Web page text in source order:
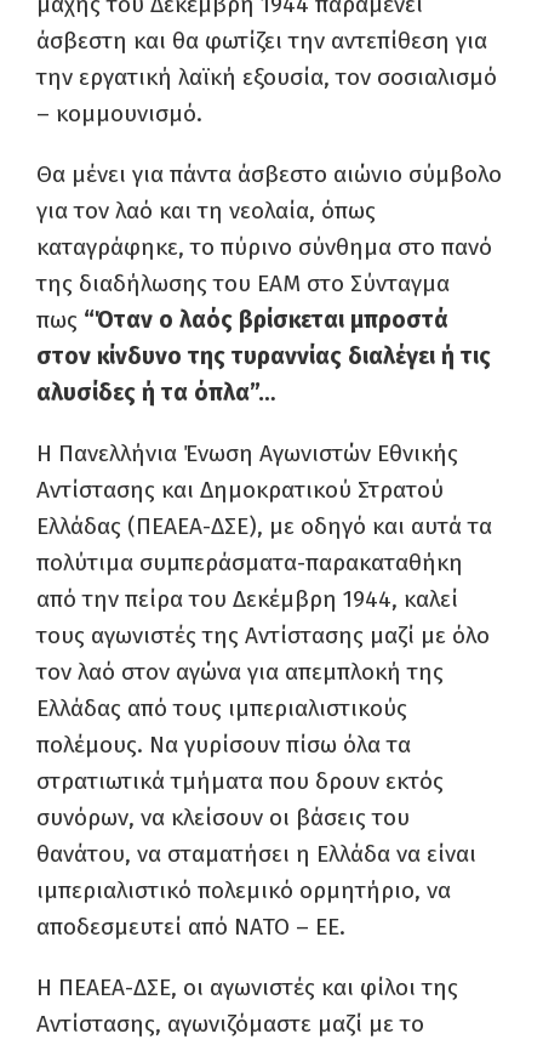
άσβεστη και θα φωτίζει την αντεπίθεση για
την εργατική λαϊκή εξουσία, τον σοσιαλισμό
– κομμουνισμό.
Θα μένει για πάντα άσβεστο αιώνιο σύμβολο
για τον λαό και τη νεολαία, όπως
καταγράφηκε, το πύρινο σύνθημα στο πανό
της διαδήλωσης του ΕΑΜ στο Σύνταγμα
πως “Όταν ο λαός βρίσκεται μπροστά
στον κίνδυνο της τυραννίας διαλέγει ή τις
αλυσίδες ή τα όπλα”…
Η Πανελλήνια Ένωση Αγωνιστών Εθνικής
Αντίστασης και Δημοκρατικού Στρατού
Ελλάδας (ΠΕΑΕΑ-ΔΣΕ), με οδηγό και αυτά τα
πολύτιμα συμπεράσματα-παρακαταθήκη
από την πείρα του Δεκέμβρη 1944, καλεί
τους αγωνιστές της Αντίστασης μαζί με όλο
τον λαό στον αγώνα για απεμπλοκή της
Ελλάδας από τους ιμπεριαλιστικούς
πολέμους. Να γυρίσουν πίσω όλα τα
στρατιωτικά τμήματα που δρουν εκτός
συνόρων, να κλείσουν οι βάσεις του
θανάτου, να σταματήσει η Ελλάδα να είναι
ιμπεριαλιστικό πολεμικό ορμητήριο, να
αποδεσμευτεί από ΝΑΤΟ – ΕΕ.
Η ΠΕΑΕΑ-ΔΣΕ, οι αγωνιστές και φίλοι της
Αντίστασης, αγωνιζόμαστε μαζί με το